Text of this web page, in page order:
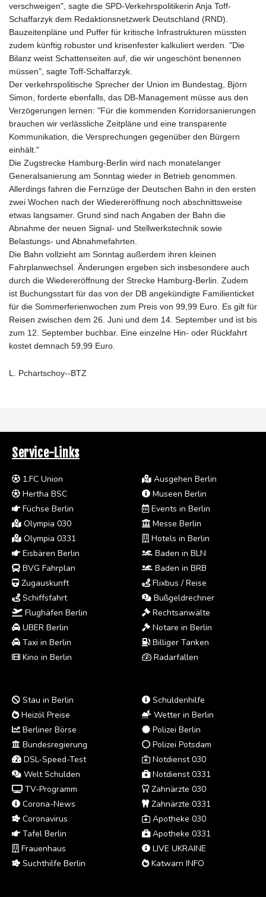
verschweigen", sagte die SPD-Verkehrspolitikerin Anja Toff-
Schaffarzyk dem Redaktionsnetzwerk Deutschland (RND).
Bauzeitenpläne und Puffer für kritische Infrastrukturen müssten
zudem künftig robuster und krisenfester kalkuliert werden. "Die
Bilanz weist Schattenseiten auf, die wir ungeschönt benennen
müssen", sagte Toff-Schaffarzyk.
Der verkehrspolitische Sprecher der Union im Bundestag, Björn
Simon, forderte ebenfalls, das DB-Management müsse aus den
Verzögerungen lernen: "Für die kommenden Korridorsanierungen
brauchen wir verlässliche Zeitpläne und eine transparente
Kommunikation, die Versprechungen gegenüber den Bürgern
einhält."
Die Zugstrecke Hamburg-Berlin wird nach monatelanger
Generalsanierung am Sonntag wieder in Betrieb genommen.
Allerdings fahren die Fernzüge der Deutschen Bahn in den ersten
zwei Wochen nach der Wiedereröffnung noch abschnittsweise
etwas langsamer. Grund sind nach Angaben der Bahn die
Abnahme der neuen Signal- und Stellwerkstechnik sowie
Belastungs- und Abnahmefahrten.
Die Bahn vollzieht am Sonntag außerdem ihren kleinen
Fahrplanwechsel. Änderungen ergeben sich insbesondere auch
durch die Wiedereröffnung der Strecke Hamburg-Berlin. Zudem
ist Buchungsstart für das von der DB angekündigte Familienticket
für die Sommerferienwochen zum Preis von 99,99 Euro. Es gilt für
Reisen zwischen dem 26. Juni und dem 14. September und ist bis
zum 12. September buchbar. Eine einzelne Hin- oder Rückfahrt
kostet demnach 59,99 Euro.
L. Pchartschoy--BTZ
Service-Links
1.FC Union
Hertha BSC
Füchse Berlin
Olympia 030
Olympia 0331
Eisbären Berlin
BVG Fahrplan
Zugauskunft
Schiffsfahrt
Flughäfen Berlin
UBER Berlin
Taxi in Berlin
Kino in Berlin
Ausgehen Berlin
Museen Berlin
Events in Berlin
Messe Berlin
Hotels in Berlin
Baden in BLN
Baden in BRB
Flixbus / Reise
Bußgeldrechner
Rechtsanwälte
Notare in Berlin
Billiger Tanken
Radarfallen
Stau in Berlin
Heizöl Preise
Berliner Börse
Bundesregierung
DSL-Speed-Test
Welt Schulden
TV-Programm
Corona-News
Coronavirus
Tafel Berlin
Frauenhaus
Suchthilfe Berlin
Schuldenhilfe
Wetter in Berlin
Polizei Berlin
Polizei Potsdam
Notdienst 030
Notdienst 0331
Zahnärzte 030
Zahnärzte 0331
Apotheke 030
Apotheke 0331
LIVE UKRAINE
Katwarn INFO